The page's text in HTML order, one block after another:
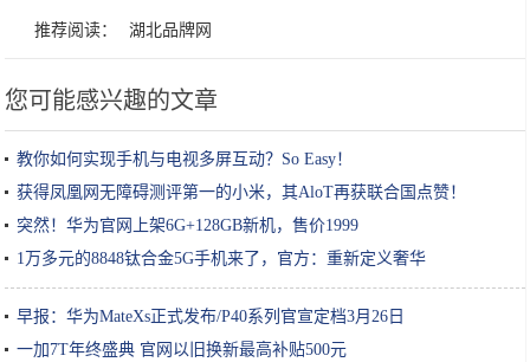
推荐阅读： 湖北品牌网
您可能感兴趣的文章
教你如何实现手机与电视多屏互动？So Easy！
获得凤凰网无障碍测评第一的小米，其AloT再获联合国点赞！
突然！华为官网上架6G+128GB新机，售价1999
1万多元的8848钛合金5G手机来了，官方：重新定义奢华
早报：华为MateXs正式发布/P40系列官宣定档3月26日
一加7T年终盛典 官网以旧换新最高补贴500元